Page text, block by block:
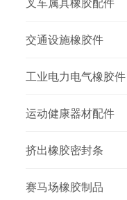
交通设施橡胶件
工业电力电气橡胶件
运动健康器材配件
挤出橡胶密封条
赛马场橡胶制品